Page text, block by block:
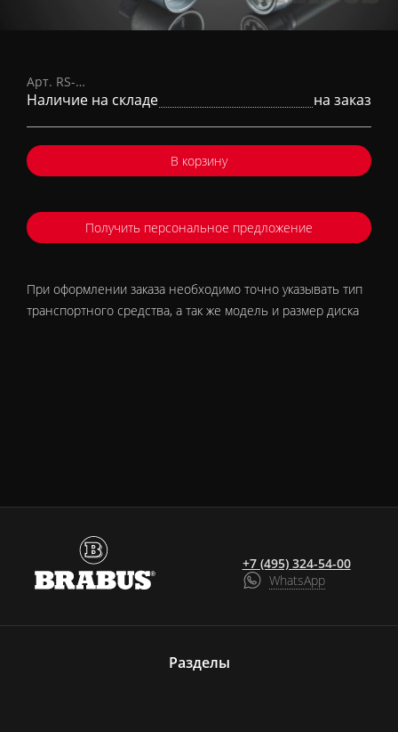
Защита колес для BRABUS
Арт. RS-…
Наличие на складе на заказ
В корзину
Получить персональное предложение
При оформлении заказа необходимо точно указывать тип
транспортного средства, а так же модель и размер диска
+7 (495) 324-54-00
WhatsApp
Разделы